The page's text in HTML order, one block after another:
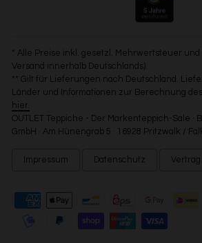
* Alle Preise inkl. gesetzl. Mehrwertsteuer und
Versand innerhalb Deutschlands).
** Gilt für Lieferungen nach Deutschland.
Länder und Informationen zur Berechnung
hier.
OUTLET Teppiche - Der Markenteppich-Sale ·
GmbH · Am Hünengrab 5 · 16928 Pritzwalk /
Impressum Datenschutz